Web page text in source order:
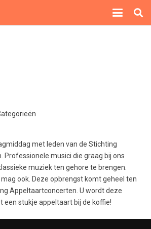
met leden van de Stichting
Professionele musici die graag bij ons
muziek ten gehore te brengen.
mag ook. Deze opbrengst komt geheel ten
Appeltaartconcerten. U wordt deze
een stukje appeltaart bij de koffie!